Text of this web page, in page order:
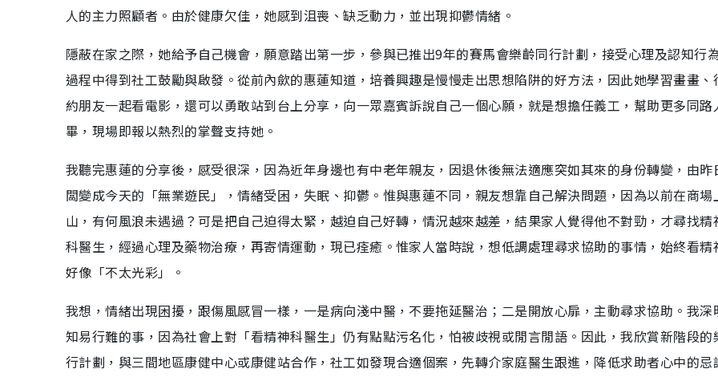
人的主力照顧者。由於健康欠佳，她感到沮喪、缺乏動力，並出現抑鬱情緒。
隱蔽在家之際，她給予自己機會，願意踏出第一步，參與已推出9年的賽馬會樂齡同行計劃，接受心理及認知行
過程中得到社工鼓勵與啟發。從前內歛的惠蓮知道，培養興趣是慢慢走出思想陷阱的好方法，因此她學習畫畫、
約朋友一起看電影，還可以勇敢站到台上分享，向一眾嘉賓訴說自己一個心願，就是想擔任義工，幫助更多同路
畢，現場即報以熱烈的掌聲支持她。
我聽完惠蓮的分享後，感受很深，因為近年身邊也有中老年親友，因退休後無法適應突如其來的身份轉變，由昨
闆變成今天的「無業遊民」，情緒受困，失眠、抑鬱。惟與惠蓮不同，親友想靠自己解決問題，因為以前在商場
山，有何風浪未遇過？可是把自己迫得太緊，越迫自己好轉，情況越來越差，結果家人覺得他不對勁，才尋找精
科醫生，經過心理及藥物治療，再寄情運動，現已痊癒。惟家人當時說，想低調處理尋求協助的事情，始終看精
好像「不太光彩」。
我想，情緒出現困擾，跟傷風感冒一樣，一是病向淺中醫，不要拖延醫治；二是開放心扉，主動尋求協助。我深
知易行難的事，因為社會上對「看精神科醫生」仍有點點污名化，怕被歧視或閒言閒語。因此，我欣賞新階段的
行計劃，與三間地區康健中心或康健站合作，社工如發現合適個案，先轉介家庭醫生跟進，降低求助者心中的忌